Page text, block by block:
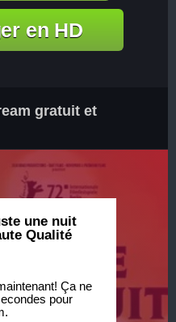
en HD
gratuit et
une nuit
Qualité
Ça ne
pour